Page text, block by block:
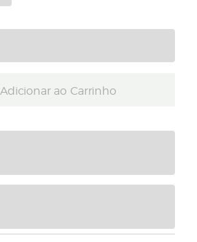
Adicionar ao Carrinho